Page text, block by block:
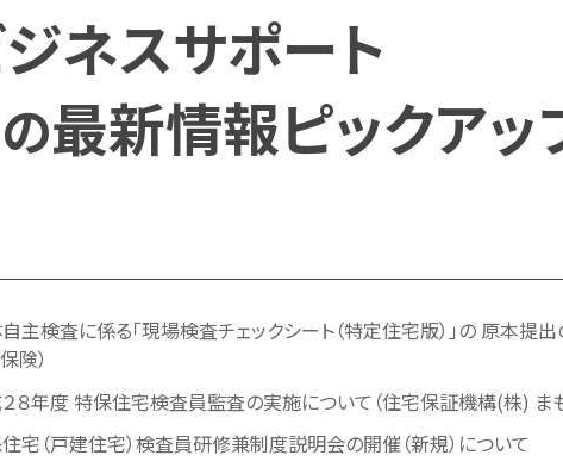
ネスサポート
最新情報ピックアッ
主検査に係る「現場検査チェックシート（特定住宅版）」の 原本提
険）
８年度 特保住宅検査員監査の実施について（住宅保証機構(株) ま
宅（戸建住宅）検査員研修兼制度説明会の開催（新規）について